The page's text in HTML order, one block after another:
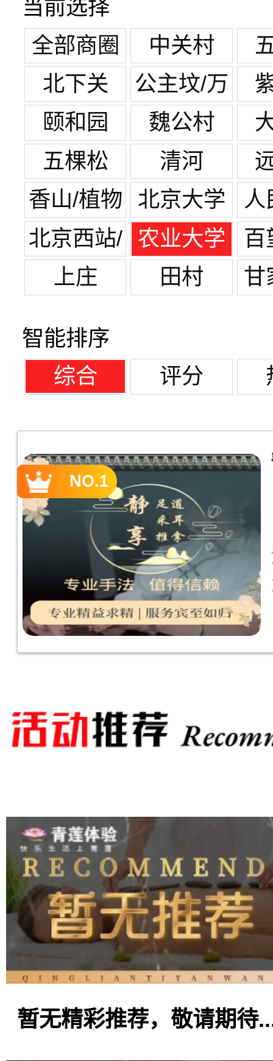
当前选择
全部商圈
中关村
北下关
公主坟/万
寿路
颐和园
魏公村
五棵松
清河
香山/植物
园
北京大学
人
北京西站/
军博
农业大学
西区
百
园
上庄 田村 甘
智能排序
综合
评分
NO.1
暂无精彩推荐，敬请期待